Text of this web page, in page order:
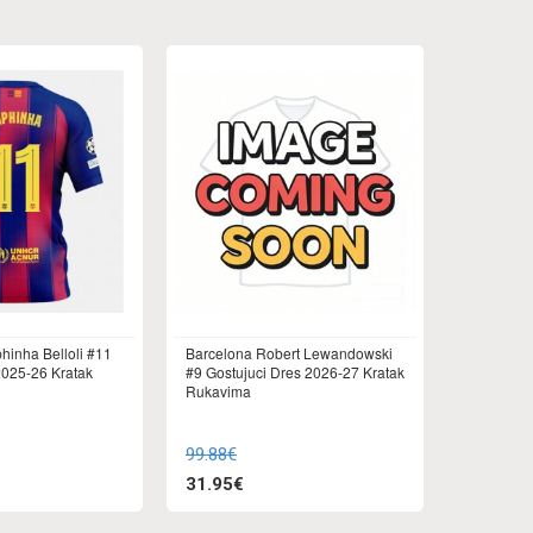
Belloli #11
26 Kratak
Barcelona Robert Lewandowski
#9 Gostujuci Dres 2026-27 Kratak
Rukavima
99.88€
31.95€